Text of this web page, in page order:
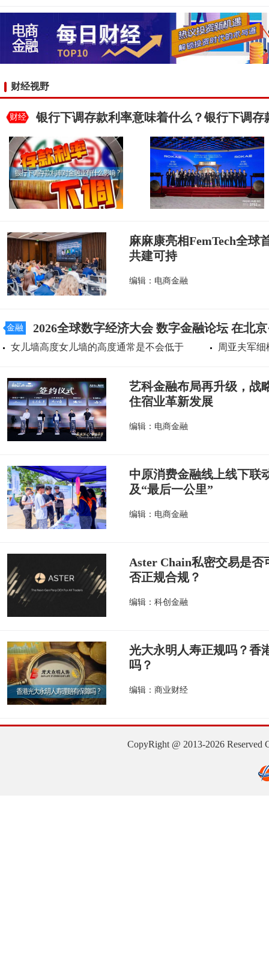
财经视野
财经 银行下调存款利率意味着什么？银行下调
麻麻康亮相FemTech全球
共建可持
编辑：电商金融
金融 2026全球数字经济大会 数字金融论坛 在北
女儿墙高度女儿墙的高度通常是不会低于 周亚夫军
艺科金融布局再升级，战
住宿业革新发展
编辑：电商金融
中原消费金融线上线下联
及“最后一公里”
编辑：电商金融
Aster Chain私密交易是
否正规合规？
编辑：科创金融
光大永明人寿正规吗？香
吗？
编辑：商业财经
CopyRight @ 2013-2026